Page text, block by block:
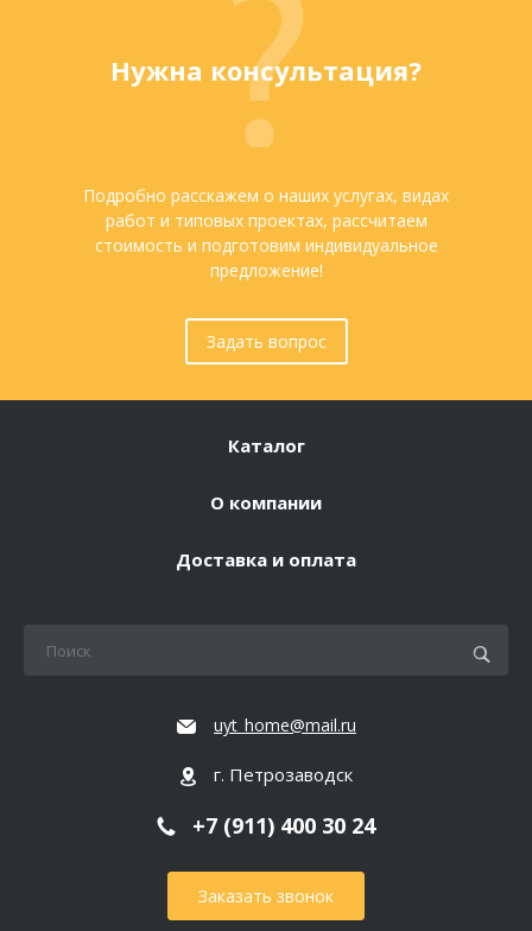
Нужна консультация?
Подробно расскажем о наших услугах, видах
работ и типовых проектах, рассчитаем
стоимость и подготовим индивидуальное
предложение!
Задать вопрос
Каталог
О компании
Доставка и оплата
uyt_home@mail.ru
г. Петрозаводск
+7 (911) 400 30 24
Заказать звонок